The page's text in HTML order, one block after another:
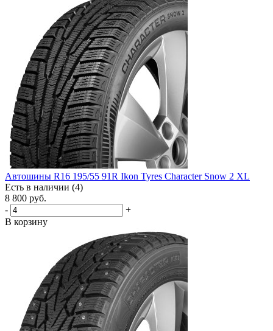
Автошины R16 195/55 91R Ikon Tyres Character Snow 2 XL
Есть в наличии (4)
8 800 руб.
-
+
В корзину